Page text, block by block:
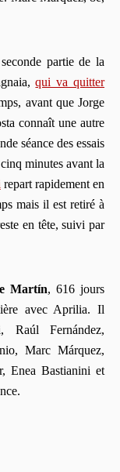
partie de la
qui va quitter
avant que Jorge
connaît une autre
séance des essais
minutes avant la
repart rapidement en
mais il est retiré à
en tête, suivi par
Martín, 616 jours
avec Aprilia. Il
Raúl Fernández,
Marc Márquez,
Enea Bastianini et